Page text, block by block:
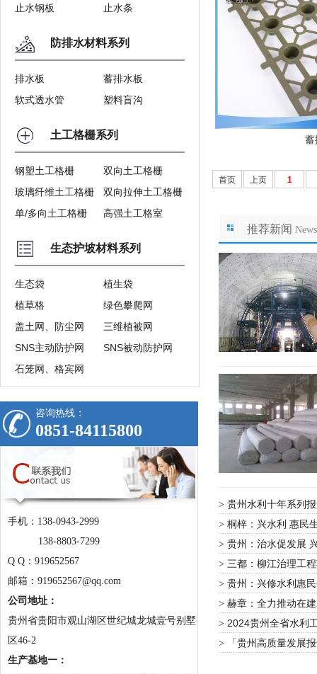
止水钢板
止水条
防排水材料系列
排水板
蓄排水板
软式透水管
塑料盲沟
土工格栅系列
钢塑土工格栅
双向土工格栅
玻璃纤维土工格栅
双向拉伸土工格栅
单/多向土工格栅
高强土工格室
生态护坡材料系列
生态袋
植生袋
植草格
绿色攀爬网
盖土网、防尘网
三维植被网
SNS主动防护网
SNS被动防护网
石笼网、格宾网
咨询热线：
0851-84115800
手机： 138-0943-2999
138-8803-7299
Q Q：919652567
邮箱：919652567@qq.com
公司地址：
贵州省贵阳市观山湖区世纪城龙城壹号别墅
区46-2
生产基地一：
蓄
首页 上页 1
推荐新闻 News
> 贵州水利十年系列
> 桐梓：兴水利 惠民
> 贵州：治水促发展
> 三都：柳江治理工
> 贵州：兴修水利惠
> 赫章：全力推动在
> 2024贵州全省水利
> 「贵州高质量发展